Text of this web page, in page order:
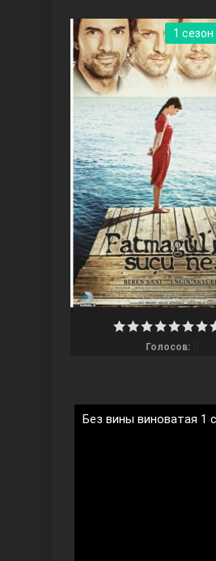
Ветреный холм
Ты назови
Голосов:
1
Без вины виноватая 1